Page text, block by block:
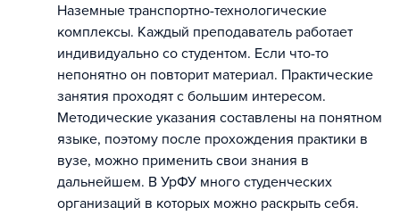
Наземные транспортно-технологические
комплексы. Каждый преподаватель работает
индивидуально со студентом. Если что-то
непонятно он повторит материал. Практические
занятия проходят с большим интересом.
Методические указания составлены на понятном
языке, поэтому после прохождения практики в
вузе, можно применить свои знания в
дальнейшем. В УрФУ много студенческих
организаций в которых можно раскрыть себя.